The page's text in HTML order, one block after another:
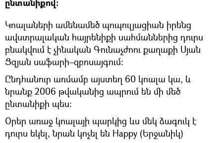
ընտանիքով։
Կոալաների ամենամեծ պոպուլյացիան իրենց
ավստրալական հայրենիքի սահմաններից դուրս
բնակվում է չինական Գունաչժոու քաղաքի Սյան
Ցզյան սաֆարի–զբոսայգում։
Ընդհանուր առմամբ այստեղ 60 կոալա կա, և
նրանք 2006 թվականից ապրում են մի մեծ
ընտանիքի պես։
Օրեր առաջ կոալայի պարկից ևս մեկ ձագուկ է
դուրս եկել, նրան կոչել են Happy (Երջանիկ)